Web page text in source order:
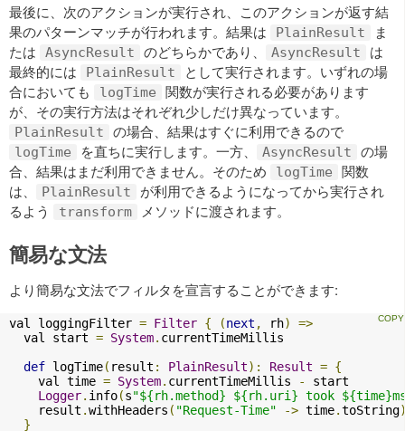
最後に、次のアクションが実行され、このアクションが返す結
果のパターンマッチが行われます。結果は
PlainResult
ま
たは
AsyncResult のどちらかであり、 AsyncResult
は
最終的には
PlainResult
として実行されます。いずれの場
合においても
logTime
関数が実行される必要があります
が、その実行方法はそれぞれ少しだけ異なっています。
PlainResult の場合、結果はすぐに利用できるので
logTime を直ちに実行します。一方、 AsyncResult
の場
合、結果はまだ利用できません。そのため
logTime
関数
は、
PlainResult
が利用できるようになってから実行され
るよう
transform メソッドに渡されます。
簡易な文法
より簡易な文法でフィルタを宣言することができます:
val loggingFilter = Filter { (next , rh)
=>
  val start
= System. currentTimeMillis
def logTime( result : PlainResult): Result = {
    val time
= System. currentTimeMillis -
start
Logger. info(s"${rh.method} ${rh.uri} took
    result
.withHeaders ( "Request-Time" -> time.toString
}